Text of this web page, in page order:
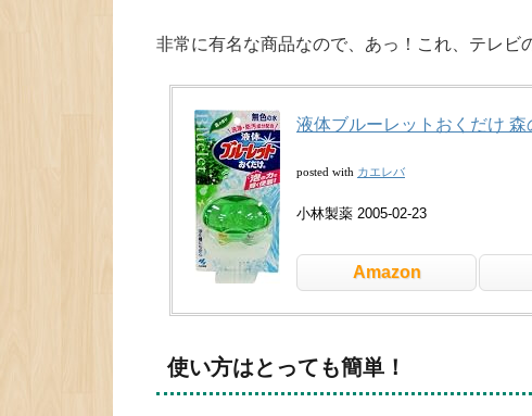
非常に有名な商品なので、あっ！これ、テレビ
液体ブルーレットおくだけ 森
posted with カエレバ
小林製薬 2005-02-23
Amazon
使い方はとっても簡単！